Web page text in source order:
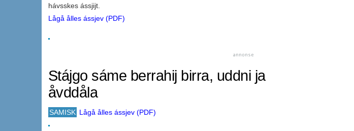
hávsskes ássjijt.
Lågå ålles ássjev (PDF)
Stájgo sáme berrahij birra, uddni ja
åvddåla
SAMISK Lågå ålles ássjev (PDF)